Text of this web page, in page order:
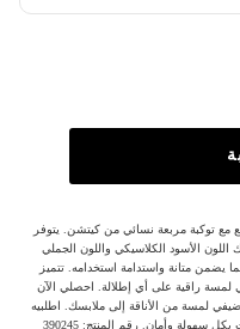
مع توكبة مربعة نسائي من كيتشن. يتوفر
اللون الأسود الكلاسيكي واللون الجملي
يضمن متانة واستدامة استخدامه. تتميز
لمسة راقية على أي إطلالة. احصلي الآن
لمسة من الأناقة إلى ملابسك. اطلبيه
وأمان. رقم المنتج: 390245